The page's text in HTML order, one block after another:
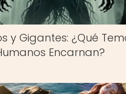
y Gigantes: ¿Qué
Encarnan?